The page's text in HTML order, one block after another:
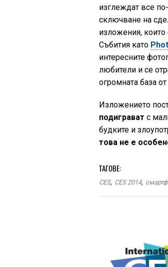
изглеждат все
сключване на
изложения, които
Събития като
интересните
любители и се
огромната база
Изложението
подиграват с
будките и
това не е
ТАГОВЕ:
CES, CES 2014,